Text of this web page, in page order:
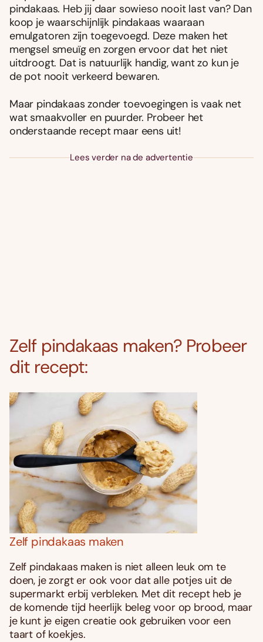
pindakaas. Heb jij daar sowieso nooit last van? Dan
koop je waarschijnlijk pindakaas waaraan
emulgatoren zijn toegevoegd. Deze maken het
mengsel smeuïg en zorgen ervoor dat het niet
uitdroogt. Dat is natuurlijk handig, want zo kun je
de pot nooit verkeerd bewaren.
Maar pindakaas zonder toevoegingen is vaak net
wat smaakvoller en puurder. Probeer het
onderstaande recept maar eens uit!
Lees verder na de advertentie
Zelf pindakaas maken? Probeer
dit recept:
Zelf pindakaas maken
Zelf pindakaas maken is niet alleen leuk om te
doen, je zorgt er ook voor dat alle potjes uit de
supermarkt erbij verbleken. Met dit recept heb je
de komende tijd heerlijk beleg voor op brood, maar
je kunt je eigen creatie ook gebruiken voor een
taart of koekjes.